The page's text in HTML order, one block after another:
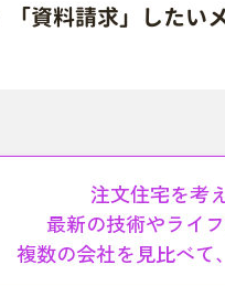
「資料請求」したい
注文住宅を考
最新の技術やライ
複数の会社を見比べて